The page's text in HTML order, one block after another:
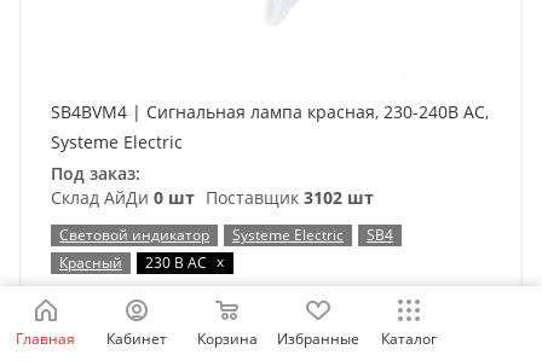
SB4BVM4 | Сигнальная лампа красная, 230-240В АС,
Systeme Electric
Под заказ:
Склад АйДи 0 шт Поставщик 3102 шт
Световой индикатор Systeme Electric
SB4
Красный
230 В AC x
Таблица выбора
Главная Кабинет Корзина Избранные Каталог